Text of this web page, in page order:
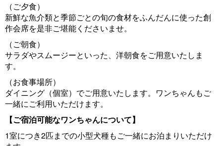
（ご夕食）
新鮮な魚介類と季節ごとの旬の食材をふんだんに使った創
作会席を是非ご堪能くださいませ。
（ご朝食）
サラダやスムージーといった、洋朝食をご用意いたしま
す。
（お食事場所）
ダイニング（個室）でご用意いたします。ワンちゃんもご
一緒にご利用いただけます。
【ご宿泊可能なワンちゃんについて】
1室につき2匹までの小型犬種もご一緒にお泊まりいただけ